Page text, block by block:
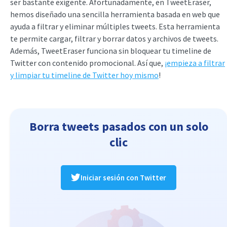
hemos diseñado una sencilla herramienta basada en web que
ayuda a filtrar y eliminar múltiples tweets. Esta herramienta
te permite cargar, filtrar y borrar datos y archivos de tweets.
Además, TweetEraser funciona sin bloquear tu timeline de
Twitter con contenido promocional. Así que, ¡empieza a filtrar
y limpiar tu timeline de Twitter hoy mismo!
Borra tweets pasados con un solo
clic
Iniciar sesión con Twitter